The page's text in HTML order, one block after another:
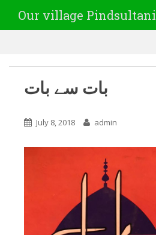
Our village Pindsultani
بات سے بات
July 8, 2018 admin